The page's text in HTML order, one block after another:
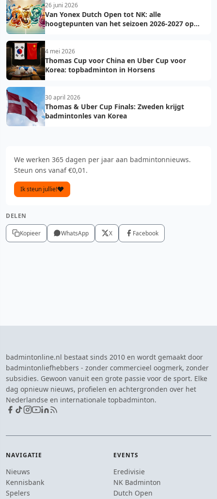
26 juni 2026
Van Yonex Dutch Open tot NK: alle
hoogtepunten van het seizoen 2026-2027 op
4 mei 2026
Thomas Cup voor China en Uber Cup voor
Korea: topbadminton in Horsens
30 april 2026
Thomas & Uber Cup Finals: Zweden krijgt
badmintonles van Korea
We werken 365 dagen per jaar aan badmintonnieuws.
Steun ons vanaf €0,01.
Ik steun jullie!
DELEN
Kopieer WhatsApp X Facebook
badmintonline.nl bestaat sinds 2010 en wordt gemaakt door
badmintonliefhebbers - zonder commercieel oogmerk, zonder
subsidies. Gewoon vanuit een grote passie voor de sport. Elke
dag opnieuw nieuws, profielen en achtergronden over het
Nederlandse en internationale topbadminton.
NAVIGATIE
Nieuws
Kennisbank
Spelers
EVENTS
Eredivisie
NK Badminton
Dutch Open